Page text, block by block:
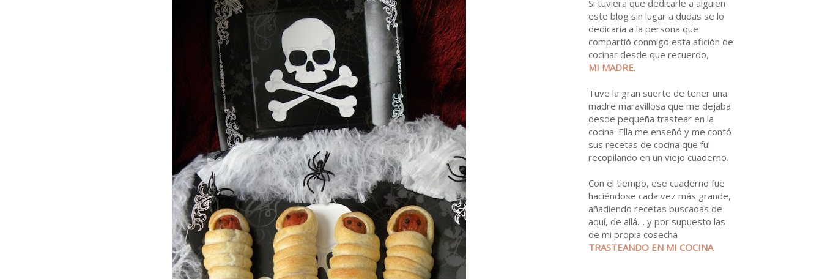
Si tuviera que dedicarle a alguien
este blog sin lugar a dudas se lo
dedicaría a la persona que
compartió conmigo esta afición de
cocinar desde que recuerdo,
MI MADRE.
Tuve la gran suerte de tener una
madre maravillosa que me dejaba
desde pequeña trastear en la
cocina. Ella me enseñó y me contó
sus recetas de cocina que fui
recopilando en un viejo cuaderno.
Con el tiempo, ese cuaderno fue
haciéndose cada vez más grande,
añadiendo recetas buscadas de
aquí, de allá.... y por supuesto las
de mi propia cosecha
TRASTEANDO EN MI COCINA.